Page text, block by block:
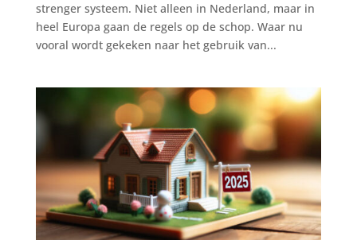
strenger systeem. Niet alleen in Nederland, maar in
heel Europa gaan de regels op de schop. Waar nu
vooral wordt gekeken naar het gebruik van...